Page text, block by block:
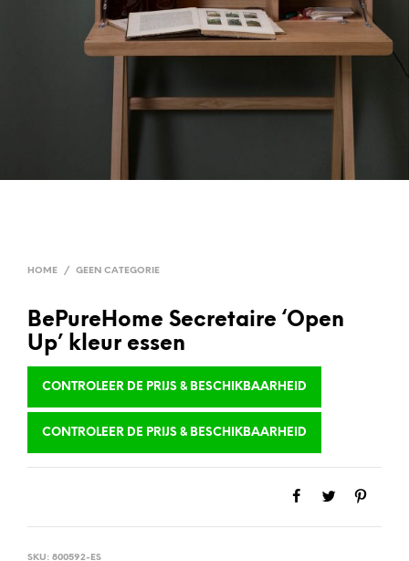
HOME / GEEN CATEGORIE
BePureHome Secretaire ‘Open
Up’ kleur essen
CONTROLEER DE PRIJS & BESCHIKBAARHEID
CONTROLEER DE PRIJS & BESCHIKBAARHEID
SKU: 800592-ES